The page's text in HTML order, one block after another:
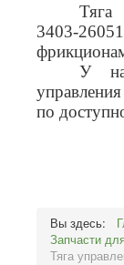
Тяга
3403-
У
по
Вы здесь:
Запчасти
Тяга